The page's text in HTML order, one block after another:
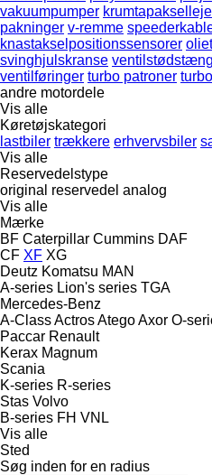
vakuumpumper
pakninger v-remme
knastakselpositionssensorer
svinghjulskranse
ventilføringer turbo patroner
andre motordele
Vis alle
Køretøjskategori
lastbiler trækkere erhvervsbiler
Vis alle
Reservedelstype
original reservedel analog
Vis alle
Mærke
BF Caterpillar Cummins DAF
CF XF XG
Deutz Komatsu MAN
A-series Lion's series TGA
Mercedes-Benz
A-ClassActrosAtegoAxor O-
Paccar Renault
Kerax Magnum
Scania
K-series R-series
Stas Volvo
B-series FH VNL
Vis alle
Sted
Søg inden for en radius